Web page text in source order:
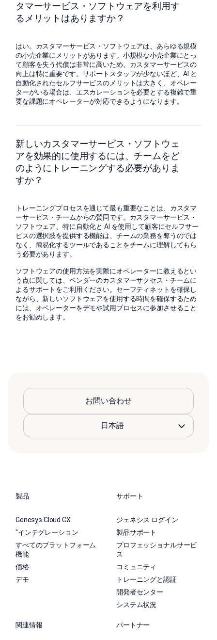
タマーサービス・ソフトウェアを利用す
るメリットはありますか？
はい。カスタマーサービス・ソフトウェアは、あらゆる規模
の小売企業にメリットがあります。小規模な小売企業にとっ
て顧客を失う代償は非常に高いため、カスタマーサービスの
向上は特に重要です。サポートスタッフが少ないほど、AI と
自動化されたセルフサービスのメリットは大きく、オペレー
ターがいる場合は、エスカレーションを必要とする複雑で重
要な課題にオペレーターが対応できるようになります。
新しいカスタマーサービス・ソフトウェ
アを効果的に使用するには、チームをど
のようにトレーニングする必要がありま
すか？
トレーニングプロセスを通じて最も重要なことは、カスタマ
ーサービス・チームからの賛同です。カスタマーサービス・
ソフトウェア、特に自動化と AI を使用して顧客にセルフサー
ビスの選択肢を提供する機能は、チームの業務を奪うのでは
なく、簡易化するツールであることをチームに理解してもら
う必要があります。
ソフトウェアの使用方法を実際にオペレーターに教えるとい
う点に関しては、ベンダーのカスタマーサクセス・チームに
よるサポートをご利用ください。セーフティネットを確保し
ながら、新しいソフトウェアを使用する時間を確保するため
には、オペレーターをデモや試用プロセスに参加させること
をお勧めします。
お問い合わせ
製品
Genesys Cloud CX
"インテグレーション
すべてのプラットフォーム
機能
価格
デモ
サポート
ジェネシス ログイン
製品サポート
プロフェッショナルサービ
ス
コミュニティ
トレーニングと認証
開発者センター
システム状況
関連情報 パートナー